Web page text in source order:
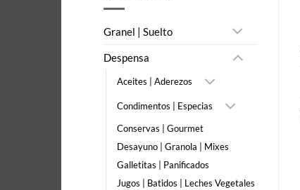
Granel | Suelto
Despensa
Aceites | Aderezos
Condimentos | Especias
Conservas | Gourmet
Desayuno | Granola | Mixes
Galletitas | Panificados
Jugos | Batidos | Leches Vegetales